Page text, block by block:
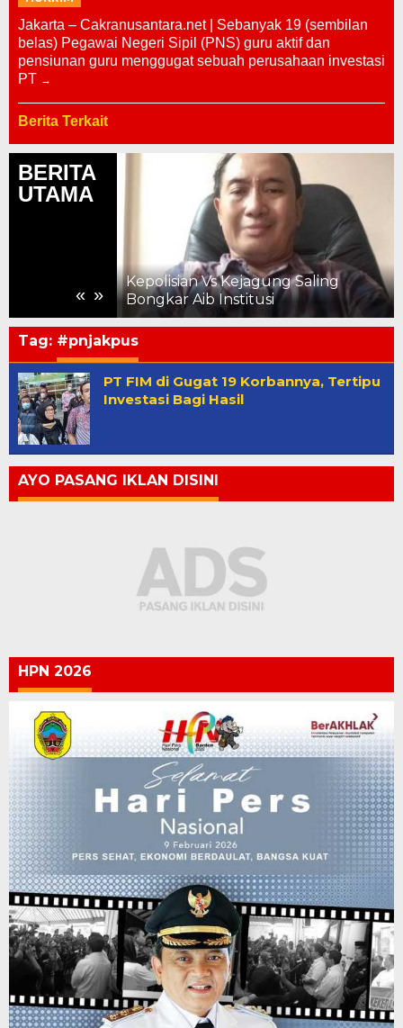
Jakarta – Cakranusantara.net | Sebanyak 19 (sembilan
belas) Pegawai Negeri Sipil (PNS) guru aktif dan
pensiunan guru menggugat sebuah perusahaan investasi
PT
Berita Terkait
BERITA
UTAMA
« »
Kepolisian Vs Kejagung Saling
Bongkar Aib Institusi
Tag: #pnjakpus
PT FIM di Gugat 19 Korbannya, Tertipu
Investasi Bagi Hasil
AYO PASANG IKLAN DISINI
HPN 2026